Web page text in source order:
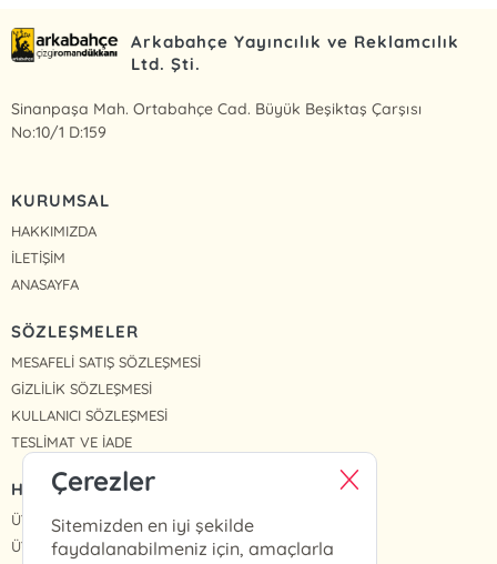
Arkabahçe Yayıncılık ve Reklamcılık
Ltd. Şti.
Sinanpaşa Mah. Ortabahçe Cad. Büyük Beşiktaş Çarşısı
No:10/1 D:159
KURUMSAL
HAKKIMIZDA
İLETİŞİM
ANASAYFA
SÖZLEŞMELER
MESAFELİ SATIŞ SÖZLEŞMESİ
GİZLİLİK SÖZLEŞMESİ
KULLANICI SÖZLEŞMESİ
TESLİMAT VE İADE
HIZLI ERİŞİM
ÜYE OL
ÜYE GİRİŞ
Çerezler
Sitemizden en iyi şekilde
faydalanabilmeniz için, amaçlarla